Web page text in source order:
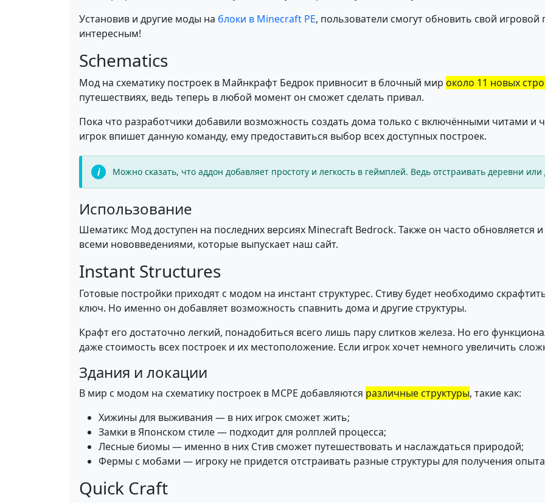
Установив и другие моды на блоки в Minecraft PE, пользователи смогут обновить свой игровой
интересным!
Schematics
Мод на схематику построек в Майнкрафт Бедрок привносит в блочный мир около 11 новых
путешествиях, ведь теперь в любой момент он сможет сделать привал.
Пока что разработчики добавили возможность создать дома только с включёнными читами и
игрок впишет данную команду, ему предоставиться выбор всех доступных построек.
Можно сказать, что аддон добавляет простоту и легкость в геймплей. Ведь отстраивать деревни или
Использование
Шематикс Мод доступен на последних версиях Minecraft Bedrock. Также он часто обновляется
всеми нововведениями, которые выпускает наш сайт.
Instant Structures
Готовые постройки приходят с модом на инстант структурес. Стиву будет необходимо
ключ. Но именно он добавляет возможность спавнить дома и другие структуры.
Крафт его достаточно легкий, понадобиться всего лишь пару слитков железа. Но его
даже стоимость всех построек и их местоположение. Если игрок хочет немного увеличить
Здания и локации
В мир с модом на схематику построек в MCPE добавляются различные структуры, такие как:
Хижины для выживания — в них игрок сможет жить;
Замки в Японском стиле — подходит для ролплей процесса;
Лесные биомы — именно в них Стив сможет путешествовать и наслаждаться природой;
Фермы с мобами — игроку не придется отстраивать разные структуры для получения
Quick Craft